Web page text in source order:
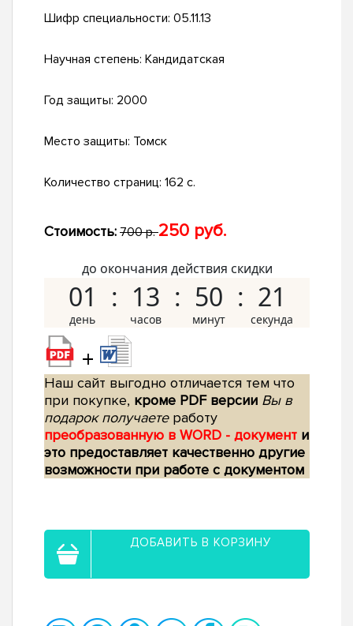
Шифр специальности: 05.11.13
Научная степень: Кандидатская
Год защиты: 2000
Место защиты: Томск
Количество страниц: 162 с.
Стоимость: 700 р.250 руб.
до окончания действия скидки
01 13 50 20
+
Наш сайт выгодно отличается тем что
при покупке, кроме PDF версии Вы в
подарок получаетеработу
преобразованную в WORD - документ и
это предоставляет качественно другие
возможности при работе с документом
ДОБАВИТЬ В КОРЗИНУ